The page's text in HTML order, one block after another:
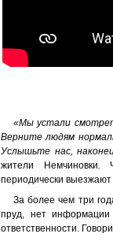
«Мы устали
Верните людям
Услышьте нас,
жители Немчиновки
периодически
За более чем три
пруд, нет
ответственности.